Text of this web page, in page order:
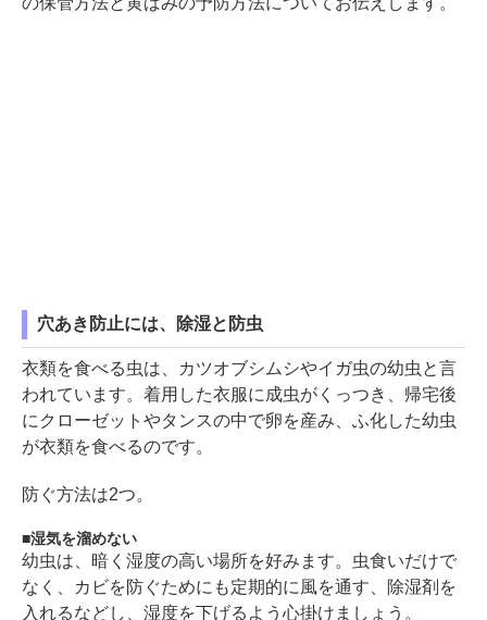
穴あき防止には、除湿と防虫
衣類を食べる虫は、カツオブシムシやイガ虫の幼虫と言
われています。着用した衣服に成虫がくっつき、帰宅後
にクローゼットやタンスの中で卵を産み、ふ化した幼虫
が衣類を食べるのです。
防ぐ方法は2つ。
湿気を溜めない
幼虫は、暗く湿度の高い場所を好みます。虫食いだけで
なく、カビを防ぐためにも定期的に風を通す、除湿剤を
入れるなどし、湿度を下げるよう心掛けましょう。